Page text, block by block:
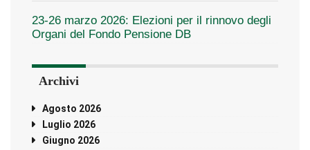
23-26 marzo 2026: Elezioni per il rinnovo degli
Organi del Fondo Pensione DB
Archivi
Agosto 2026
Luglio 2026
Giugno 2026